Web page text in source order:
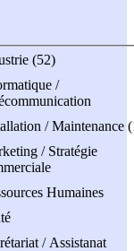
(52)
/
/ Maintenance
/ Stratégie
Humaines
/ Assistanat